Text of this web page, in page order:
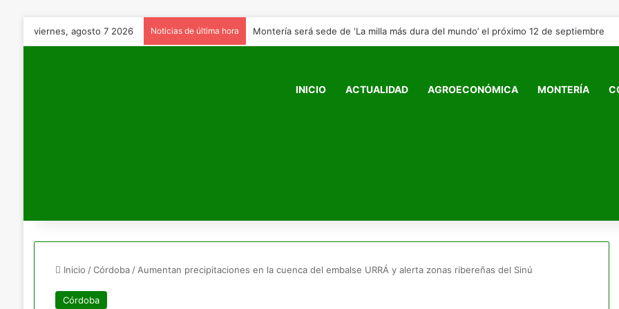
viernes, agosto 7 2026 Noticias de última hora
INICIO ACTUALIDAD AGROECONÓMICA MONTERÍA
Inicio / Córdoba / Aumentan precipitaciones en la cuenca del embalse URRÁ y alerta zonas ribereñas del Sinú
Córdoba